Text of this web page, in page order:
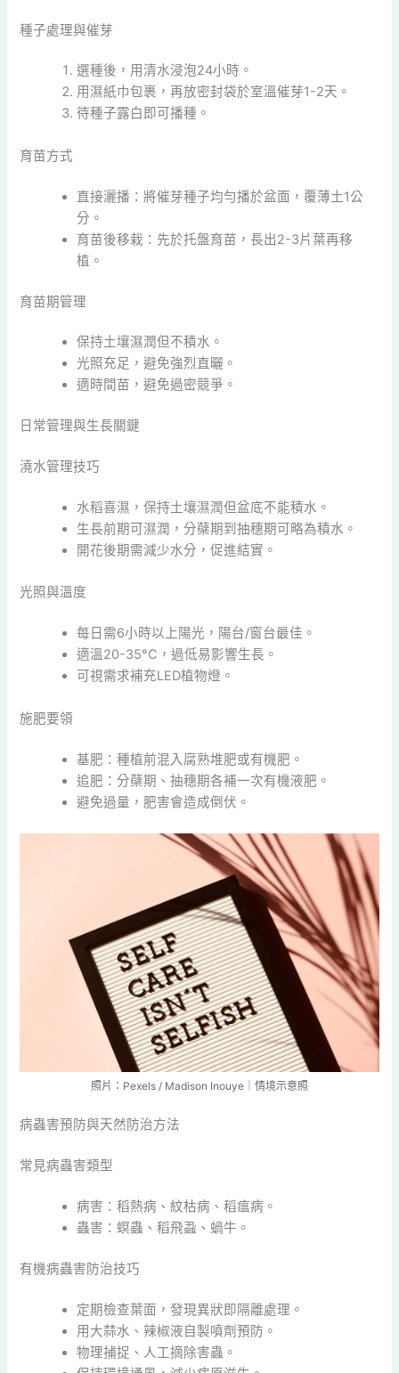
種子處理與催芽
選種後，用清水浸泡24小時。
用濕紙巾包裹，再放密封袋於室溫催芽1-2天。
待種子露白即可播種。
育苗方式
直接灑播：將催芽種子均勻播於盆面，覆薄土1公
分。
育苗後移栽：先於托盤育苗，長出2-3片葉再移
植。
育苗期管理
保持土壤濕潤但不積水。
光照充足，避免強烈直曬。
適時間苗，避免過密競爭。
日常管理與生長關鍵
澆水管理技巧
水稻喜濕，保持土壤濕潤但盆底不能積水。
生長前期可濕潤，分蘗期到抽穗期可略為積水。
開花後期需減少水分，促進結實。
光照與溫度
每日需6小時以上陽光，陽台/窗台最佳。
適溫20-35°C，過低易影響生長。
可視需求補充LED植物燈。
施肥要領
基肥：種植前混入腐熟堆肥或有機肥。
追肥：分蘗期、抽穗期各補一次有機液肥。
避免過量，肥害會造成倒伏。
照片：Pexels / Madison Inouye｜情境示意照
病蟲害預防與天然防治方法
常見病蟲害類型
病害：稻熱病、紋枯病、稻瘟病。
蟲害：螟蟲、稻飛蝨、蝸牛。
有機病蟲害防治技巧
定期檢查葉面，發現異狀即隔離處理。
用大蒜水、辣椒液自製噴劑預防。
物理捕捉、人工摘除害蟲。